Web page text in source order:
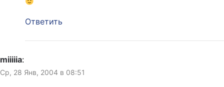
Ответить
miiiiia:
Ср, 28 Янв, 2004 в 08:51